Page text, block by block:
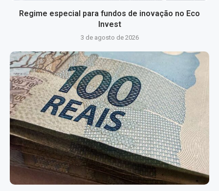
Regime especial para fundos de inovação no Eco
Invest
3 de agosto de 2026